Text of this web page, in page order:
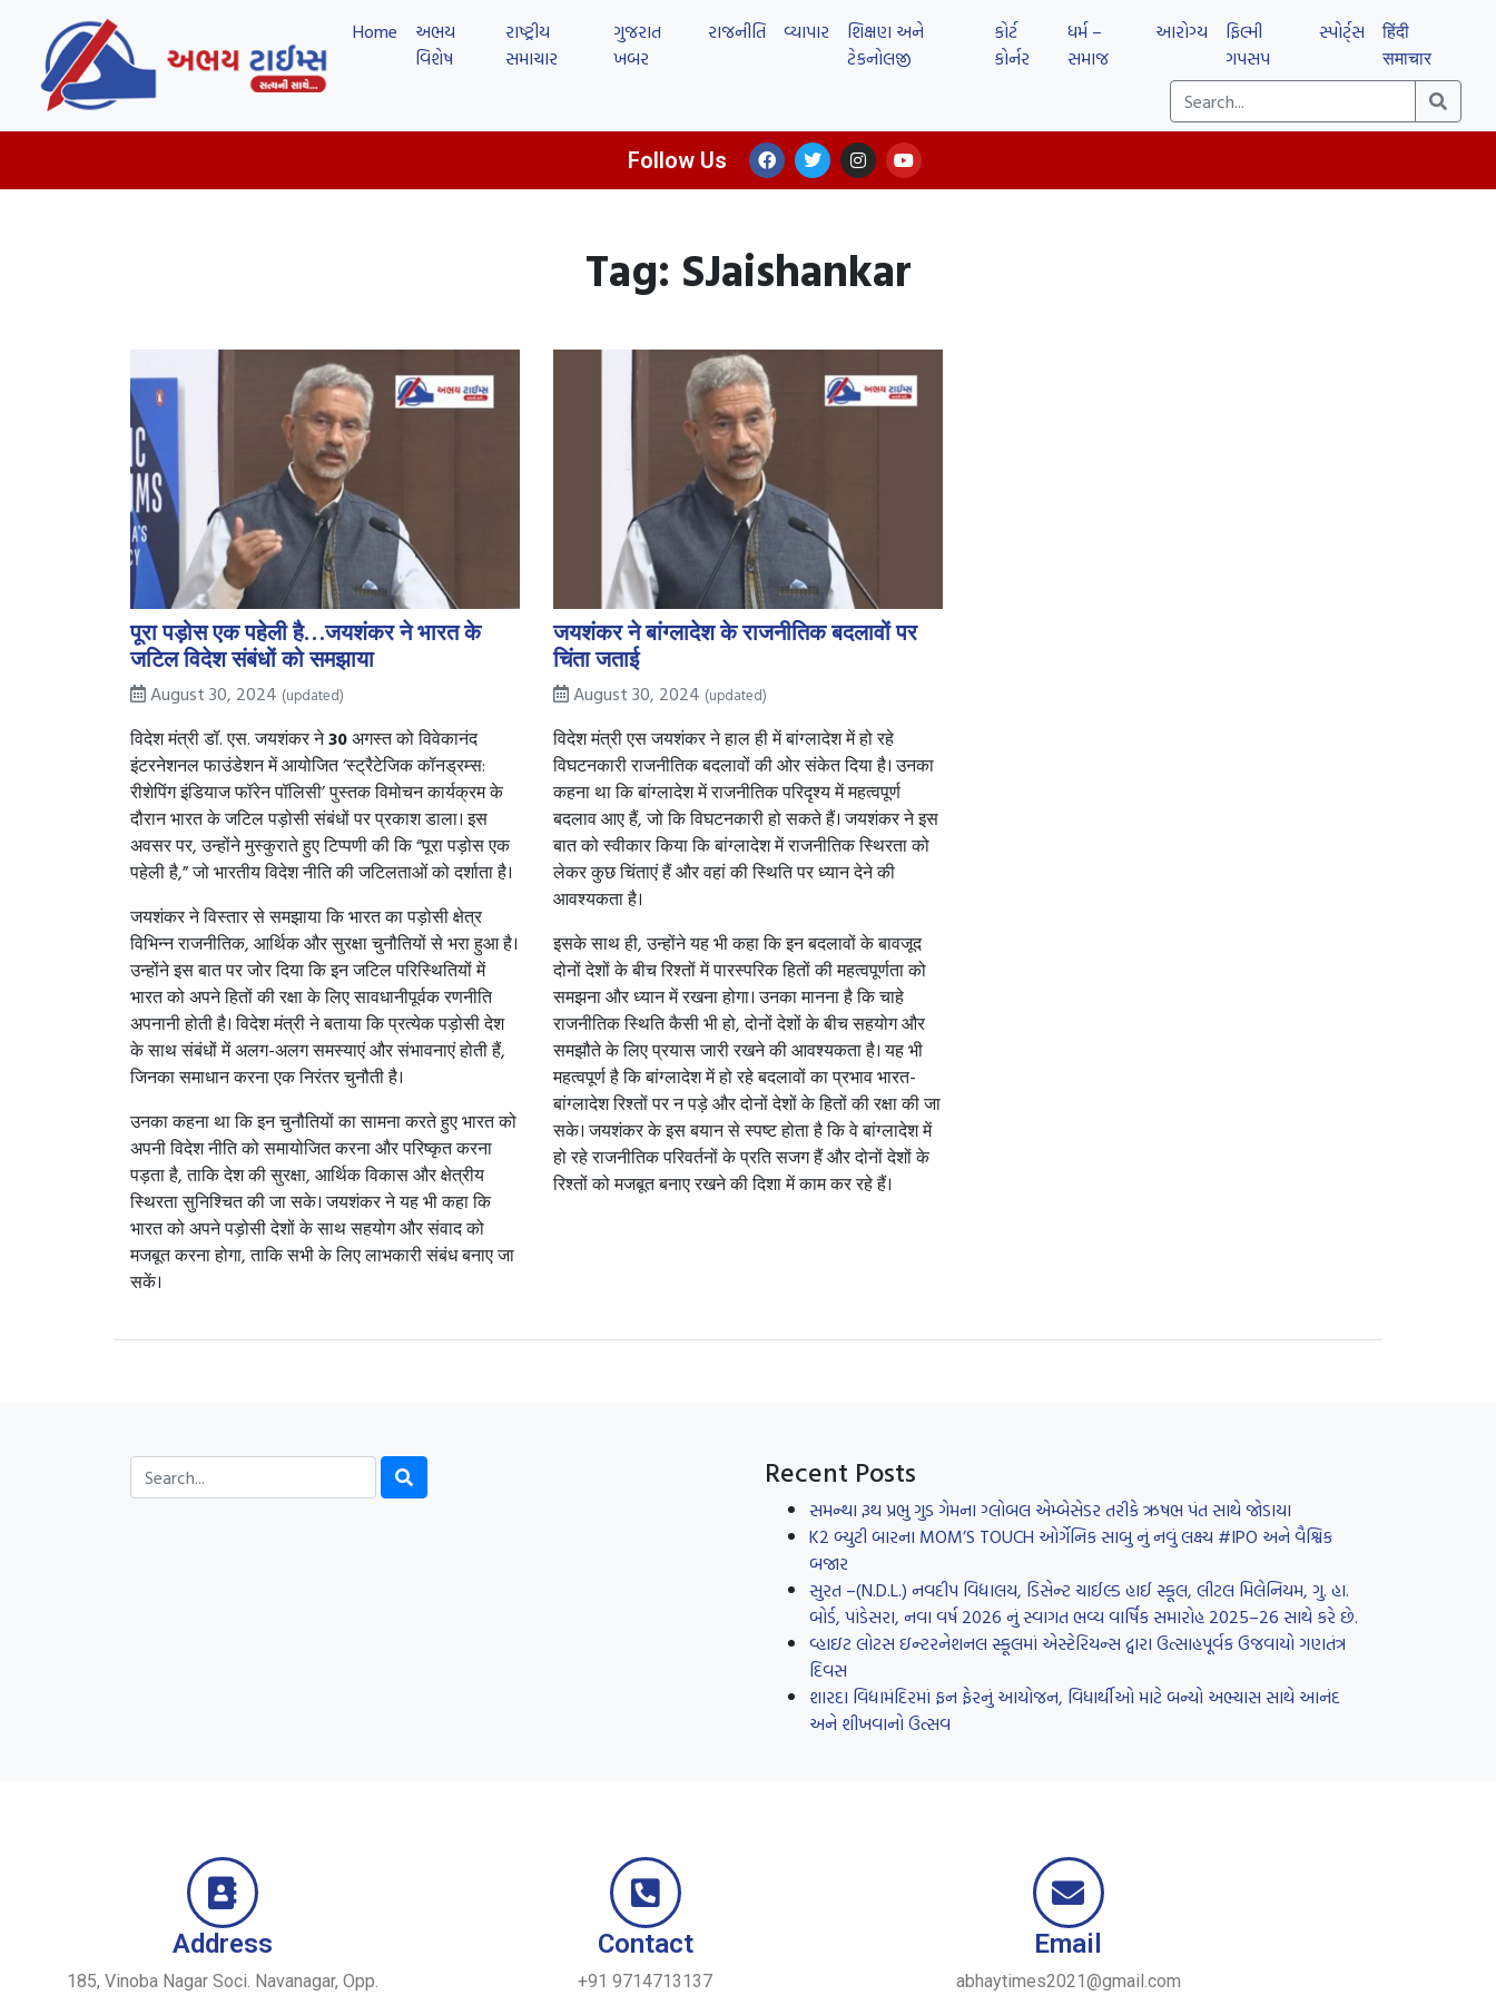
Home
અભય
વિશેષ
રાષ્ટ્રીય
સમાચાર
ગુજરાત
ખબર
રાજનીતિ વ્યાપાર
શિક્ષણ અને
ટેકનોલજી
કોર્ટ
કોર્નર
ધર્મ –
સમાજ
આરોગ્ય
ફિલ્મી
ગપસપ
સ્પોર્ટ્સ
हिंदी
समाचार
Follow Us
Tag: SJaishankar
पूरा पड़ोस एक पहेली है…जयशंकर ने भारत के
जटिल विदेश संबंधों को समझाया
August 30, 2024 (updated)
विदेश मंत्री डॉ. एस. जयशंकर ने30अगस्त को विवेकानंद
इंटरनेशनल फाउंडेशन में आयोजित ‘स्ट्रैटेजिक कॉनड्रम्स:
रीशेपिंग इंडियाज फॉरेन पॉलिसी’ पुस्तक विमोचन कार्यक्रम के
दौरान भारत के जटिल पड़ोसी संबंधों पर प्रकाश डाला। इस
अवसर पर, उन्होंने मुस्कुराते हुए टिप्पणी की कि “पूरा पड़ोस एक
पहेली है,” जो भारतीय विदेश नीति की जटिलताओं को दर्शाता है।
जयशंकर ने विस्तार से समझाया कि भारत का पड़ोसी क्षेत्र
विभिन्न राजनीतिक, आर्थिक और सुरक्षा चुनौतियों से भरा हुआ है।
उन्होंने इस बात पर जोर दिया कि इन जटिल परिस्थितियों में
भारत को अपने हितों की रक्षा के लिए सावधानीपूर्वक रणनीति
अपनानी होती है। विदेश मंत्री ने बताया कि प्रत्येक पड़ोसी देश
के साथ संबंधों में अलग-अलग समस्याएं और संभावनाएं होती हैं,
जिनका समाधान करना एक निरंतर चुनौती है।
उनका कहना था कि इन चुनौतियों का सामना करते हुए भारत को
अपनी विदेश नीति को समायोजित करना और परिष्कृत करना
पड़ता है, ताकि देश की सुरक्षा, आर्थिक विकास और क्षेत्रीय
स्थिरता सुनिश्चित की जा सके। जयशंकर ने यह भी कहा कि
भारत को अपने पड़ोसी देशों के साथ सहयोग और संवाद को
मजबूत करना होगा, ताकि सभी के लिए लाभकारी संबंध बनाए जा
सकें।
जयशंकर ने बांग्लादेश के राजनीतिक बदलावों पर
चिंता जताई
August 30, 2024 (updated)
विदेश मंत्री एस जयशंकर ने हाल ही में बांग्लादेश में हो रहे
विघटनकारी राजनीतिक बदलावों की ओर संकेत दिया है। उनका
कहना था कि बांग्लादेश में राजनीतिक परिदृश्य में महत्वपूर्ण
बदलाव आए हैं, जो कि विघटनकारी हो सकते हैं। जयशंकर ने इस
बात को स्वीकार किया कि बांग्लादेश में राजनीतिक स्थिरता को
लेकर कुछ चिंताएं हैं और वहां की स्थिति पर ध्यान देने की
आवश्यकता है।
इसके साथ ही, उन्होंने यह भी कहा कि इन बदलावों के बावजूद
दोनों देशों के बीच रिश्तों में पारस्परिक हितों की महत्वपूर्णता को
समझना और ध्यान में रखना होगा। उनका मानना है कि चाहे
राजनीतिक स्थिति कैसी भी हो, दोनों देशों के बीच सहयोग और
समझौते के लिए प्रयास जारी रखने की आवश्यकता है। यह भी
महत्वपूर्ण है कि बांग्लादेश में हो रहे बदलावों का प्रभाव भारत-
बांग्लादेश रिश्तों पर न पड़े और दोनों देशों के हितों की रक्षा की जा
सके। जयशंकर के इस बयान से स्पष्ट होता है कि वे बांग्लादेश में
हो रहे राजनीतिक परिवर्तनों के प्रति सजग हैं और दोनों देशों के
रिश्तों को मजबूत बनाए रखने की दिशा में काम कर रहे हैं।
Recent Posts
સમન્થા રૂથ પ્રભુ ગુડ ગેમના ગ્લોબલ એમ્બેસેડર તરીકે ઋષભ પંત સાથે જોડાયા
K2 બ્યુટી બારના MOM’S TOUCH ઓર્ગેનિક સાબુ નું નવું લક્ષ્ય #IPO અને વૈશ્વિક
બજાર
સુરત –(N.D.L.) નવદીપ વિદ્યાલય, ડિસેન્ટ ચાઈલ્ડ હાઈ સ્કૂલ, લીટલ મિલેનિયમ, ગુ. હા.
બોર્ડ, પાંડેસરા, નવા વર્ષ 2026 નું સ્વાગત ભવ્ય વાર્ષિક સમારોહ 2025–26 સાથે કરે છે.
વ્હાઇટ લોટસ ઇન્ટરનેશનલ સ્કૂલમાં એસ્ટેરિયન્સ દ્વારા ઉત્સાહપૂર્વક ઉજવાયો ગણતંત્ર
દિવસ
શારદા વિદ્યામંદિરમાં ફન ફેરનું આયોજન, વિધાર્થીઓ માટે બન્યો અભ્યાસ સાથે આનંદ
અને શીખવાનો ઉત્સવ
Address
185, Vinoba Nagar Soci. Navanagar, Opp.
Contact
+91 9714713137
Email
abhaytimes2021@gmail.com